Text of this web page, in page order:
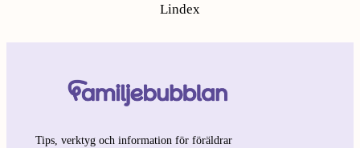
Lindex
Tips, verktyg och information för föräldrar